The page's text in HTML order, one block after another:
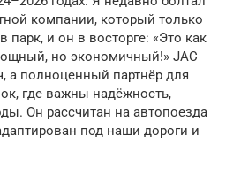
компании, который только
парк, и он в восторге: «Это как
но экономичный!» JAC
а полноценный партнёр для
где важны надёжность,
Он рассчитан на автопоезда
под наши дороги и